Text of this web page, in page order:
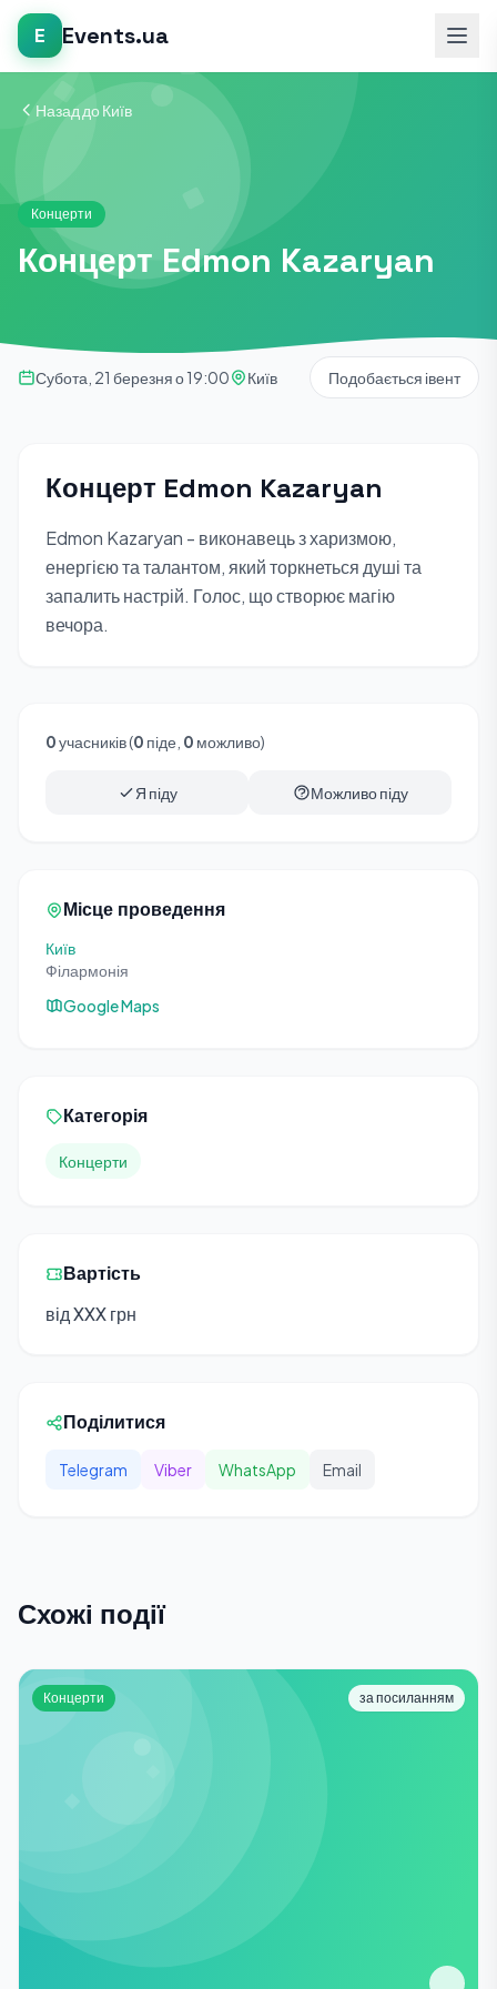
E Events.ua
Назад до Київ
Концерти
Концерт Edmon Kazaryan
Субота, 21 березня о 19:00 Київ Подобається івент
Концерт Edmon Kazaryan
Edmon Kazaryan - виконавець з харизмою,
енергією та талантом, який торкнеться душі та
запалить настрій. Голос, що створює магію
вечора.
0учасників (0 піде, 0 можливо)
Я піду Можливо піду
Місце проведення
Київ
Філармонія
Google Maps
Категорія
Концерти
Вартість
від XXX грн
Поділитися
Telegram Viber WhatsApp Email
Схожі події
Концерти за посиланням